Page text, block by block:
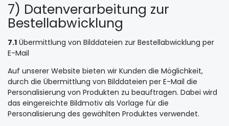
7) Datenverarbeitung zur
Bestellabwicklung
7.1 Übermittlung von Bilddateien zur Bestellabwicklung per
E-Mail
Auf unserer Website bieten wir Kunden die Möglichkeit,
durch die Übermittlung von Bilddateien per E-Mail die
Personalisierung von Produkten zu beauftragen. Dabei wird
das eingereichte Bildmotiv als Vorlage für die
Personalisierung des gewählten Produktes verwendet.